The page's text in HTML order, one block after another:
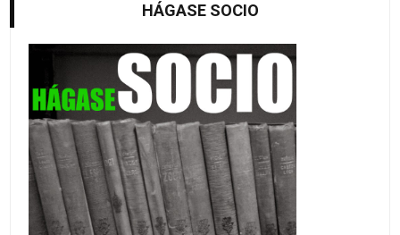
HÁGASE SOCIO